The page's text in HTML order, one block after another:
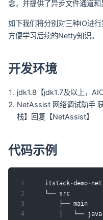
念，并提供了异步文件通道和
如下我们将分别对三种IO进
方便学习后续的Netty知识。
开发环境
jdk1.8【jdk1.7及以上，AIO
NetAssist 网络调试助手
栈】回复【NetAssist】
代码示例
itstack-demo-
└── src
    ├── main
    │   └── java
1
2
3
4